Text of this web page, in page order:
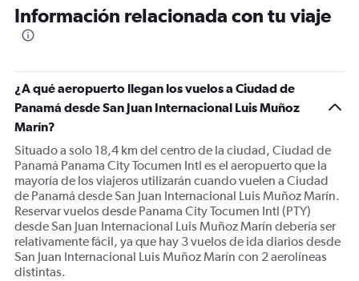
Información relacionada con tu viaje
¿A qué aeropuerto llegan los vuelos a Ciudad de
Panamá desde San Juan Internacional Luis Muñoz
Marín?
Situado a solo 18,4 km del centro de la ciudad, Ciudad de
Panamá Panama City Tocumen Intl es el aeropuerto que la
mayoría de los viajeros utilizarán cuando vuelen a Ciudad
de Panamá desde San Juan Internacional Luis Muñoz Marín.
Reservar vuelos desde Panama City Tocumen Intl (PTY)
desde San Juan Internacional Luis Muñoz Marín debería ser
relativamente fácil, ya que hay 3 vuelos de ida diarios desde
San Juan Internacional Luis Muñoz Marín con 2 aerolíneas
distintas.